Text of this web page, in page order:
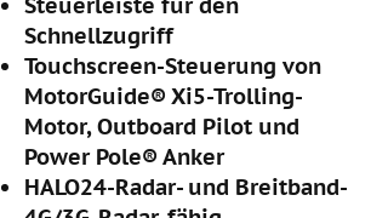
Steuerleiste für den
Schnellzugriff
Touchscreen-Steuerung von
MotorGuide® Xi5-Trolling-
Motor, Outboard Pilot und
Power Pole® Anker
HALO24-Radar- und Breitband-